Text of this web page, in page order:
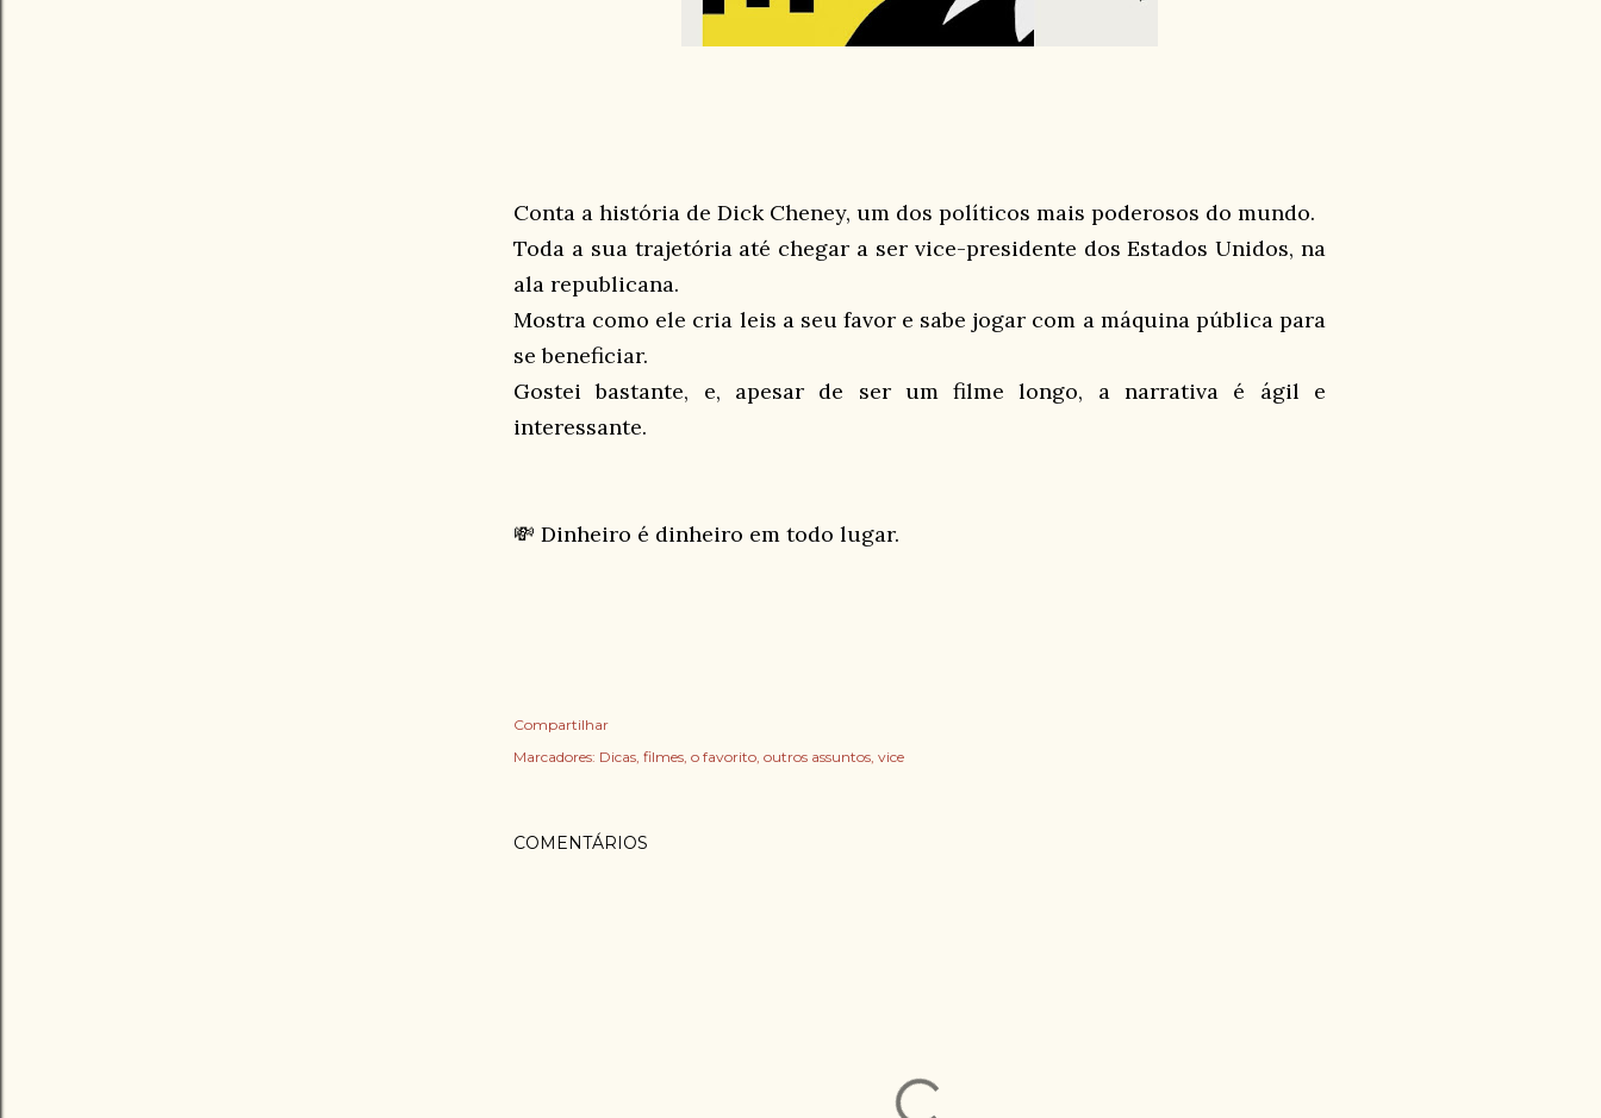
Conta a história de Dick Cheney, um dos políticos mais poderosos do mundo.
Toda a sua trajetória até chegar a ser vice-presidente dos Estados Unidos, na
ala republicana.
Mostra como ele cria leis a seu favor e sabe jogar com a máquina pública para
se beneficiar.
Gostei bastante, e, apesar de ser um filme longo, a narrativa é ágil e
interessante.
💸 Dinheiro é dinheiro em todo lugar.
Compartilhar
Marcadores: Dicas filmes o favorito outros assuntos vice
COMENTÁRIOS